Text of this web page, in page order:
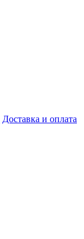
Доставка и оплата